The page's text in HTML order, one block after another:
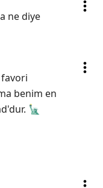
ne diye
benim en
🗽